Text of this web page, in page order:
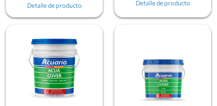
Detalle de producto Detalle de producto